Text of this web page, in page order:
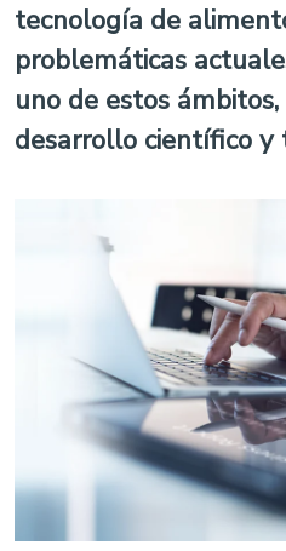
tecnología de
problemáticas
uno de estos
desarrollo científico y